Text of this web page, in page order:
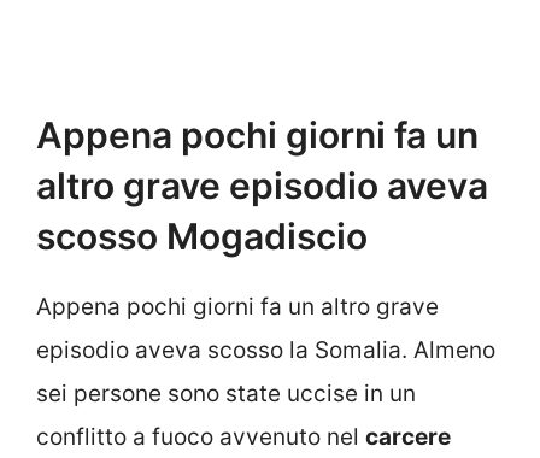
Appena pochi giorni fa un
altro grave episodio aveva
scosso Mogadiscio
Appena pochi giorni fa un altro grave
episodio aveva scosso la Somalia. Almeno
sei persone sono state uccise in un
conflitto a fuoco avvenuto nel carcere